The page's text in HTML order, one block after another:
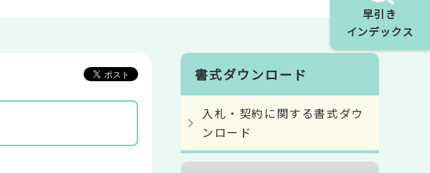
早引き
インデックス
書式ダウンロード
入札・契約に関する書式ダウ
ンロード